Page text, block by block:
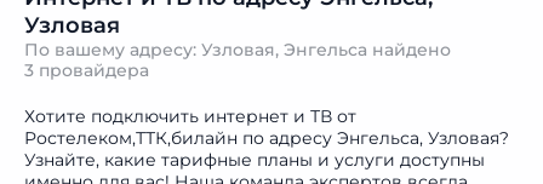
Узловая
По вашему адресу: Узловая, Энгельса найдено
3 провайдера
Хотите подключить интернет и ТВ от
Ростелеком,ТТК,билайн по адресу Энгельса, Узловая?
Узнайте, какие тарифные планы и услуги доступны